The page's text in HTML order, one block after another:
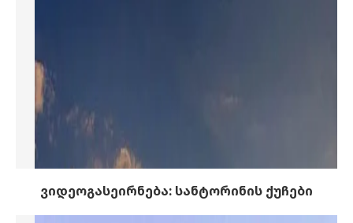
ვიდეოგასეირნება: სანტორინის ქუჩები